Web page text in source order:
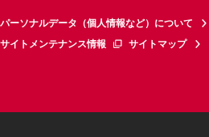
パーソナルデータ（個人情報など）について
サイトメンテナンス情報
サイトマップ